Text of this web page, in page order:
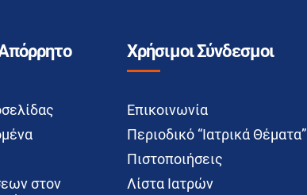
στον
Χρήσιμοι Σύνδεσμοι
Επικοινωνία
Περιοδικό “Ιατρικά Θέματα”
Πιστοποιήσεις
Λίστα Ιατρών